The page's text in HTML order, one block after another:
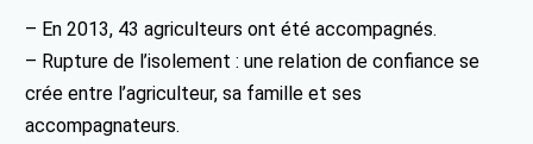
– En 2013, 43 agriculteurs ont été accompagnés.
– Rupture de l’isolement : une relation de confiance se
crée entre l’agriculteur, sa famille et ses
accompagnateurs.